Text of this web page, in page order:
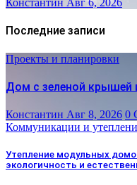
Константин Авг 6, 2026
Последние записи
Проекты и планировки
Дом с зеленой крышей
Константин Авг 8, 2026 0
Коммуникации и
Утепление модульных
экологичность и